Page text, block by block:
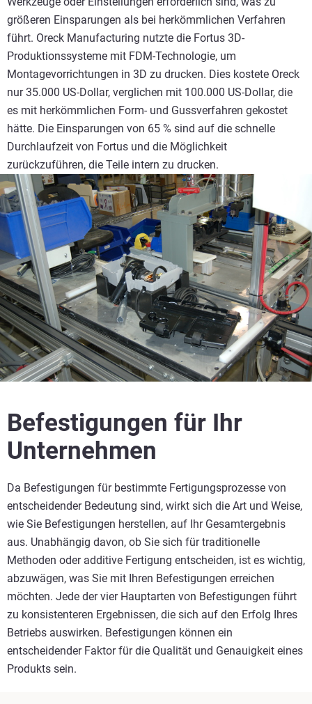
größeren Einsparungen als bei herkömmlichen Verfahren
führt. Oreck Manufacturing nutzte die Fortus 3D-
Produktionssysteme mit FDM-Technologie, um
Montagevorrichtungen in 3D zu drucken. Dies kostete Oreck
nur 35.000 US-Dollar, verglichen mit 100.000 US-Dollar, die
es mit herkömmlichen Form- und Gussverfahren gekostet
hätte. Die Einsparungen von 65 % sind auf die schnelle
Durchlaufzeit von Fortus und die Möglichkeit
zurückzuführen, die Teile intern zu drucken.
Befestigungen für Ihr
Unternehmen
Da Befestigungen für bestimmte Fertigungsprozesse von
entscheidender Bedeutung sind, wirkt sich die Art und Weise,
wie Sie Befestigungen herstellen, auf Ihr Gesamtergebnis
aus. Unabhängig davon, ob Sie sich für traditionelle
Methoden oder additive Fertigung entscheiden, ist es wichtig,
abzuwägen, was Sie mit Ihren Befestigungen erreichen
möchten. Jede der vier Hauptarten von Befestigungen führt
zu konsistenteren Ergebnissen, die sich auf den Erfolg Ihres
Betriebs auswirken. Befestigungen können ein
entscheidender Faktor für die Qualität und Genauigkeit eines
Produkts sein.